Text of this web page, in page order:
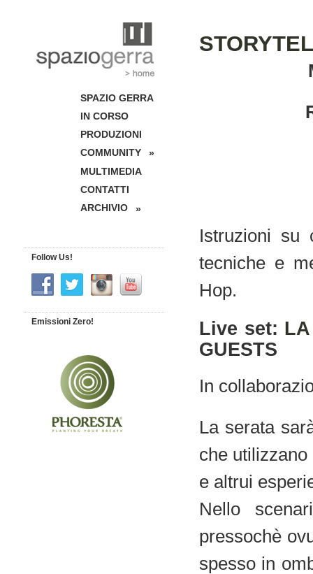
Istruzioni su
tecniche e
Hop.
Live set:
GUESTS
In
La serata
che
e altrui
Nello
pressochè
spesso in
SPAZIO GERRA
IN CORSO
PRODUZIONI
COMMUNITY
»
MULTIMEDIA
CONTATTI
ARCHIVIO
»
Follow Us!
Emissioni Zero!